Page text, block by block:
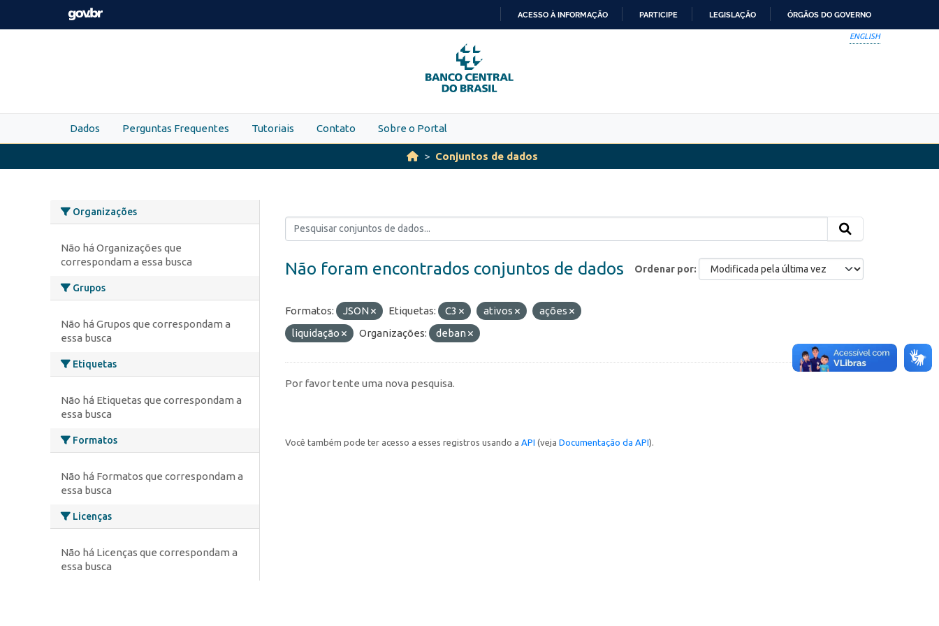
Skip to main content
PARA
O
CONTEÚDO
ACESSO À INFORMAÇÃO PARTICIPE LEGISLAÇÃO ÓRGÃOS DO GOVERNO
ENGLISH
Dados Perguntas Frequentes Tutoriais Contato Sobre o Portal
Conjuntos de dados
Organizações
Não há Organizações que
correspondam a essa busca
Grupos
Não há Grupos que correspondam a
essa busca
Etiquetas
Não há Etiquetas que correspondam a
essa busca
Formatos
Não há Formatos que correspondam a
essa busca
Licenças
Não há Licenças que correspondam a
essa busca
Ordenar por
Não foram encontrados conjuntos de dados
Formatos: JSON Etiquetas: C3 ativos
ações
liquidação
Organizações: deban
Por favor tente uma nova pesquisa.
Você também pode ter acesso a esses registros usando a API (veja Documentação da API).